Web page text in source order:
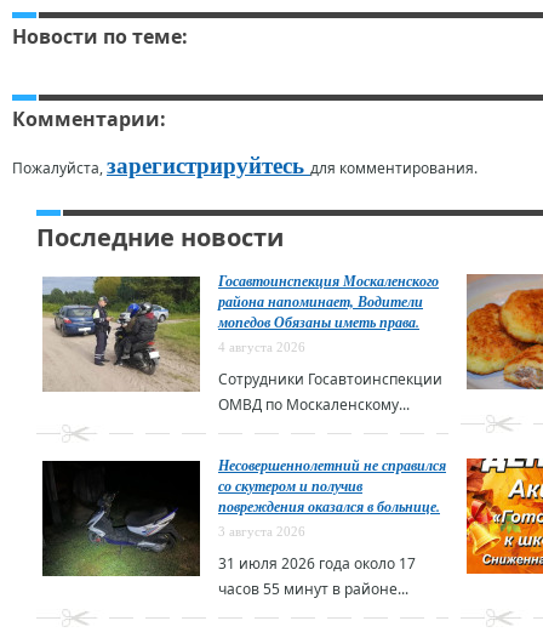
Новости по теме:
Комментарии:
Пожалуйста,зарегистрируйтесь для комментирования.
Последние новости
Госавтоинспекция Москаленского
района напоминает, Водители
мопедов Обязаны иметь права.
4 августа 2026
Сотрудники Госавтоинспекции
ОМВД по Москаленскому...
Несовершеннолетний не справился
со скутером и получив
повреждения оказался в больнице.
3 августа 2026
31 июля 2026 года около 17
часов 55 минут в районе...